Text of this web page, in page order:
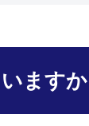
います